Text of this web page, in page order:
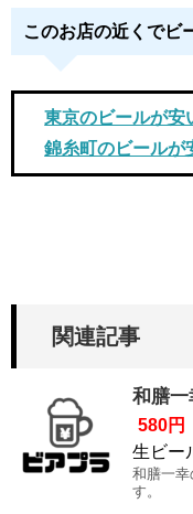
このお店の近くでビ
東京のビールが安
錦糸町のビールが
関連記事
和膳一
580円
生ビー
和膳一
す。